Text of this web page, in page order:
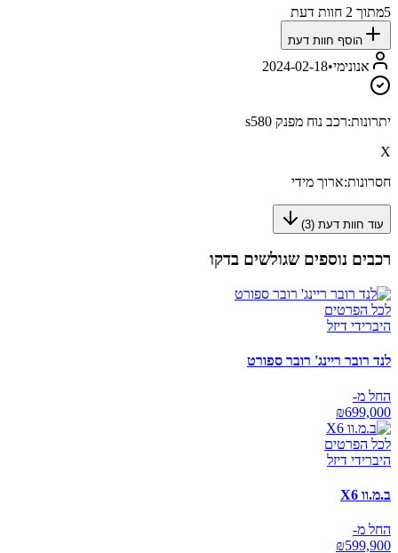
5מתוך 2 חוות דעת
הוסף חוות דעת
אנונימי•
2024-02-18
יתרונות:רכב נוח מפנק s580
X
חסרונות:ארוך מידי
עוד חוות דעת (3
)
רכבים נוספים שגולשים בדקו
לכל הפרטים
היברידי דיזל
לנד רובר ריינג' רובר ספורט
החל מ-
₪699,000
לכל הפרטים
היברידי דיזל
ב.מ.וו X6
החל מ-
₪599,900